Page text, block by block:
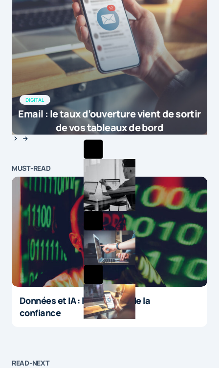
DIGITAL
Email : le taux d’ouverture vient de sortir
de vos tableaux de bord
MUST-READ
Données et IA : le paradoxe de la
confiance
READ-NEXT